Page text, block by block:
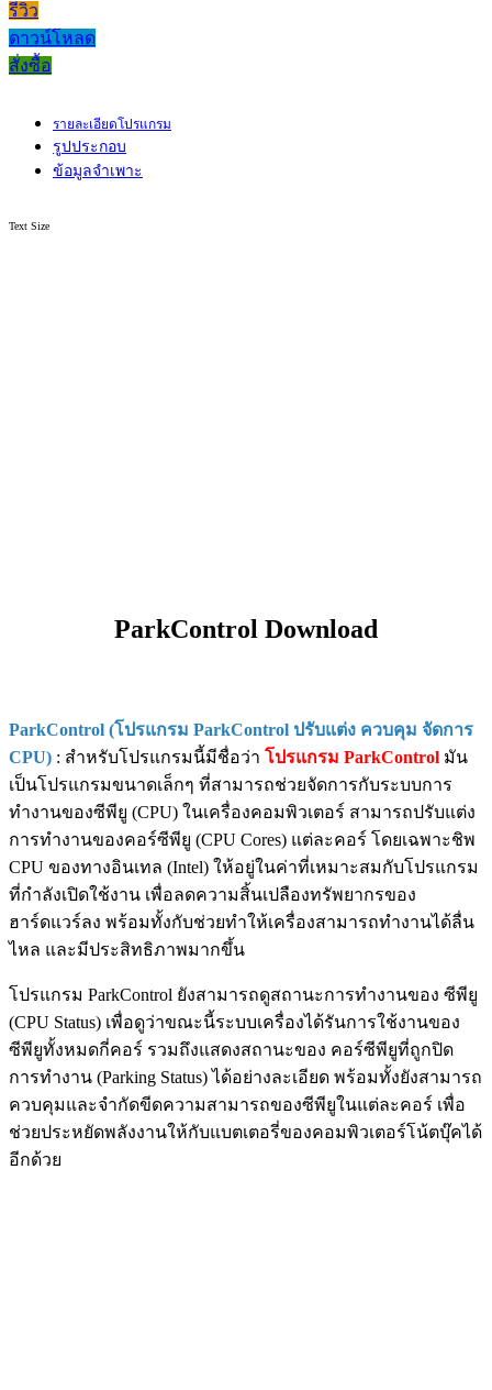
รีวิว
ดาวน์โหลด
สั่งซื้อ
รายละเอียดโปรแกรม
รูปประกอบ
ข้อมูลจำเพาะ
Text Size
ParkControl Download
ParkControl (โปรแกรม ParkControl ปรับแต่ง ควบคุม จัดการ
CPU) : สำหรับโปรแกรมนี้มีชื่อว่า โปรแกรม ParkControl มัน
เป็นโปรแกรมขนาดเล็กๆ ที่สามารถช่วยจัดการกับระบบการ
ทำงานของซีพียู (CPU) ในเครื่องคอมพิวเตอร์ สามารถปรับแต่ง
การทำงานของคอร์ซีพียู (CPU Cores) แต่ละคอร์ โดยเฉพาะชิพ
CPU ของทางอินเทล (Intel) ให้อยู่ในค่าที่เหมาะสมกับโปรแกรม
ที่กำลังเปิดใช้งาน เพื่อลดความสิ้นเปลืองทรัพยากรของ
ฮาร์ดแวร์ลง พร้อมทั้งกับช่วยทำให้เครื่องสามารถทำงานได้ลื่น
ไหล และมีประสิทธิภาพมากขึ้น
โปรแกรม ParkControl ยังสามารถดูสถานะการทำงานของ ซีพียู
(CPU Status) เพื่อดูว่าขณะนี้ระบบเครื่องได้รันการใช้งานของ
ซีพียูทั้งหมดกี่คอร์ รวมถึงแสดงสถานะของ คอร์ซีพียูที่ถูกปิด
การทำงาน (Parking Status) ได้อย่างละเอียด พร้อมทั้งยังสามารถ
ควบคุมและจำกัดขีดความสามารถของซีพียูในแต่ละคอร์ เพื่อ
ช่วยประหยัดพลังงานให้กับแบตเตอรี่ของคอมพิวเตอร์โน้ตบุ๊คได้
อีกด้วย